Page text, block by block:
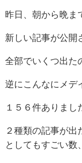
昨日、朝から晩ま
新しい記事が公開
全部でいくつ出た
逆にこんなにメデ
１５６件ありまし
２種類の記事が出
としてもすごい数、